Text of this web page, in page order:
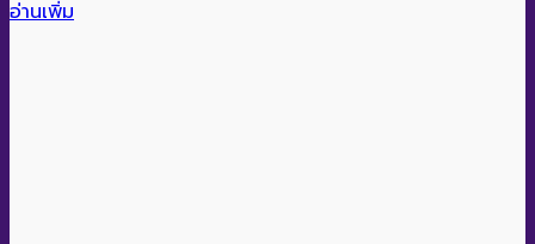
อ่านเพิ่ม